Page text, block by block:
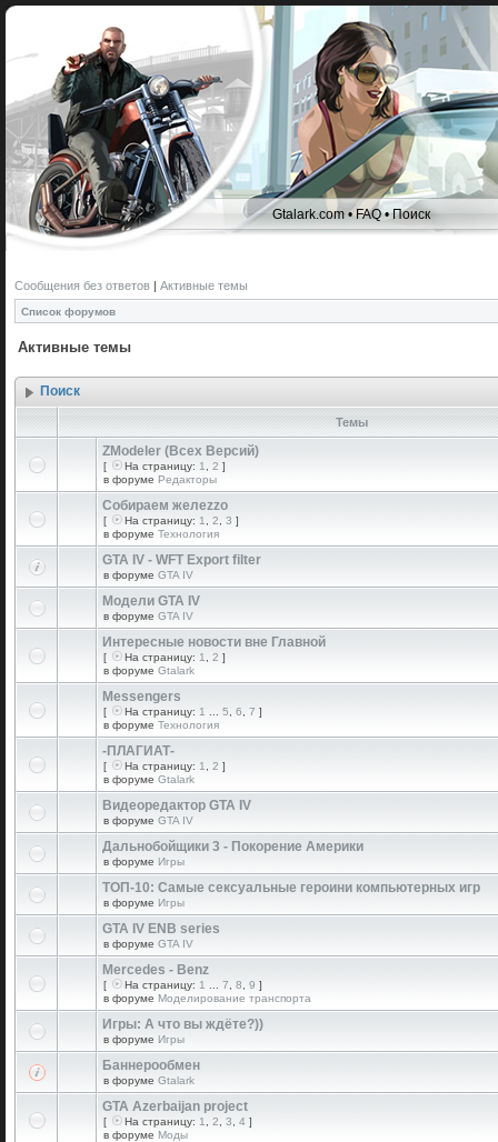
Gtalark.com •FAQ•Поиск
Сообщения без ответов | Активные темы
Список форумов
Активные темы
Поиск
Темы
ZModeler (Всех Версий)
[ На страницу: 1 2 ]
в форуме Редакторы
Собираем желеzzо
[ На страницу: 1 2 3 ]
в форуме Технология
GTA IV - WFT Export filter
в форуме GTA IV
Модели GTA IV
в форуме GTA IV
Интересные новости вне Главной
[ На страницу: 1 2 ]
в форуме Gtalark
Messengers
[ На страницу: 1 5 6 7 ]
в форуме Технология
-ПЛАГИАТ-
[ На страницу: 1 2 ]
в форуме Gtalark
Видеоредактор GTA IV
в форуме GTA IV
Дальнобойщики 3 - Покорение Америки
в форуме Игры
ТОП-10: Самые сексуальные героини компьютерных игр
в форуме Игры
GTA IV ENB series
в форуме GTA IV
Mercedes - Benz
[ На страницу: 1 7 8 9 ]
в форуме Моделирование транспорта
Игры: А что вы ждёте?))
в форуме Игры
Баннерообмен
в форуме Gtalark
GTA Azerbaijan project
[ На страницу: 1 2 3 4 ]
в форуме Моды